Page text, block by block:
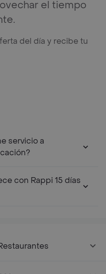
el tiempo
del día y recibe tu
servicio a
con Rappi 15 días